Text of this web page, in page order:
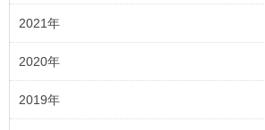
2021年
2020年
2019年